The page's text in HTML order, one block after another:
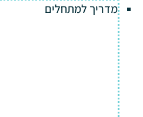
מדריך למתחלים